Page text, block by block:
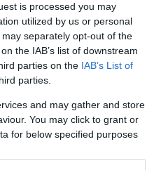
is processed you may
utilized by us or personal
separately opt-out of the
the IAB’s list of downstream
parties on the IAB’s List of
parties.
and may gather and store
You may click to grant or
for below specified purposes
στην
θα
στην